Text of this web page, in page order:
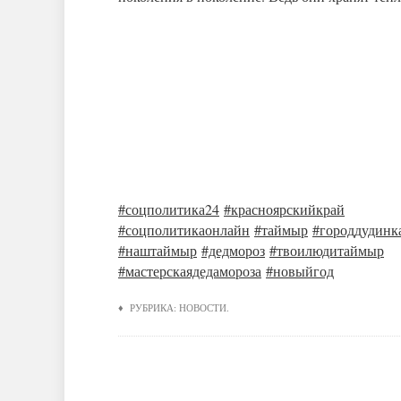
#соцполитика24 #красноярскийкрай
#соцполитикаонлайн #таймыр
#наштаймыр #дедмороз #твоилюдитаймыр
#мастерскаядедамороза #новыйгод
♦ РУБРИКА: НОВОСТИ.